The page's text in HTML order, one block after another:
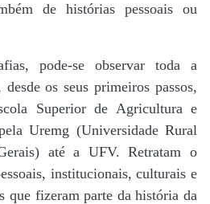
de histórias pessoais ou
pode-se observar toda a
os seus primeiros passos,
Superior de Agricultura e
Uremg (Universidade Rural
até a UFV. Retratam o
institucionais, culturais e
que fizeram parte da história da